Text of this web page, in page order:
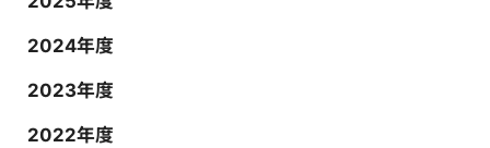
2024年度
2023年度
2022年度